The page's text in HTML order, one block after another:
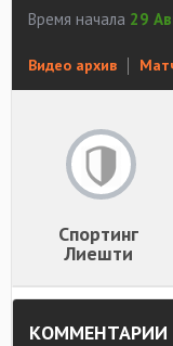
Время начала 29
Видео архив
Спортинг
Лиешти
КОММЕНТАРИИ